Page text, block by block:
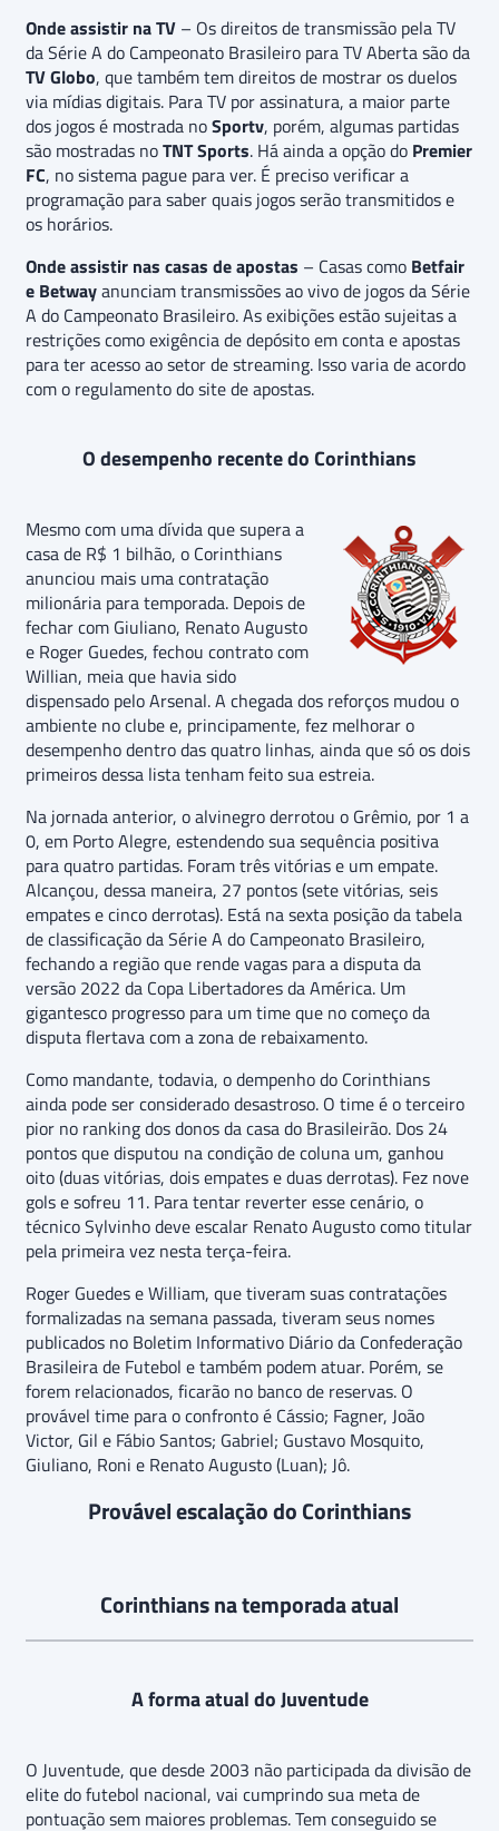
Onde assistir na TV – Os direitos de transmissão pela TV
da Série A do Campeonato Brasileiro para TV Aberta são da
TV Globo, que também tem direitos de mostrar os duelos
via mídias digitais. Para TV por assinatura, a maior parte
dos jogos é mostrada noSportv, porém, algumas partidas
são mostradas noTNT Sports. Há ainda a opção do Premier
FC, no sistema pague para ver. É preciso verificar a
programação para saber quais jogos serão transmitidos e
os horários.
Onde assistir nas casas de apostas – Casas como Betfair
e Betwayanunciam transmissões ao vivo de jogos da Série
A do Campeonato Brasileiro. As exibições estão sujeitas a
restrições como exigência de depósito em conta e apostas
para ter acesso ao setor de streaming. Isso varia de acordo
com o regulamento do site de apostas.
O desempenho recente do Corinthians
Mesmo com uma dívida que supera a
casa de R$ 1 bilhão, o Corinthians
anunciou mais uma contratação
milionária para temporada. Depois de
fechar com Giuliano, Renato Augusto
e Roger Guedes, fechou contrato com
Willian, meia que havia sido
dispensado pelo Arsenal. A chegada dos reforços mudou o
ambiente no clube e, principamente, fez melhorar o
desempenho dentro das quatro linhas, ainda que só os dois
primeiros dessa lista tenham feito sua estreia.
Na jornada anterior, o alvinegro derrotou o Grêmio, por 1 a
0, em Porto Alegre, estendendo sua sequência positiva
para quatro partidas. Foram três vitórias e um empate.
Alcançou, dessa maneira, 27 pontos (sete vitórias, seis
empates e cinco derrotas). Está na sexta posição da tabela
de classificação da Série A do Campeonato Brasileiro,
fechando a região que rende vagas para a disputa da
versão 2022 da Copa Libertadores da América. Um
gigantesco progresso para um time que no começo da
disputa flertava com a zona de rebaixamento.
Como mandante, todavia, o dempenho do Corinthians
ainda pode ser considerado desastroso. O time é o terceiro
pior no ranking dos donos da casa do Brasileirão. Dos 24
pontos que disputou na condição de coluna um, ganhou
oito (duas vitórias, dois empates e duas derrotas). Fez nove
gols e sofreu 11. Para tentar reverter esse cenário, o
técnico Sylvinho deve escalar Renato Augusto como titular
pela primeira vez nesta terça-feira.
Roger Guedes e William, que tiveram suas contratações
formalizadas na semana passada, tiveram seus nomes
publicados no Boletim Informativo Diário da Confederação
Brasileira de Futebol e também podem atuar. Porém, se
forem relacionados, ficarão no banco de reservas. O
provável time para o confronto é Cássio; Fagner, João
Victor, Gil e Fábio Santos; Gabriel; Gustavo Mosquito,
Giuliano, Roni e Renato Augusto (Luan); Jô.
Provável escalação do Corinthians
Corinthians na temporada atual
A forma atual do Juventude
O Juventude, que desde 2003 não participada da divisão de
elite do futebol nacional, vai cumprindo sua meta de
pontuação sem maiores problemas. Tem conseguido se